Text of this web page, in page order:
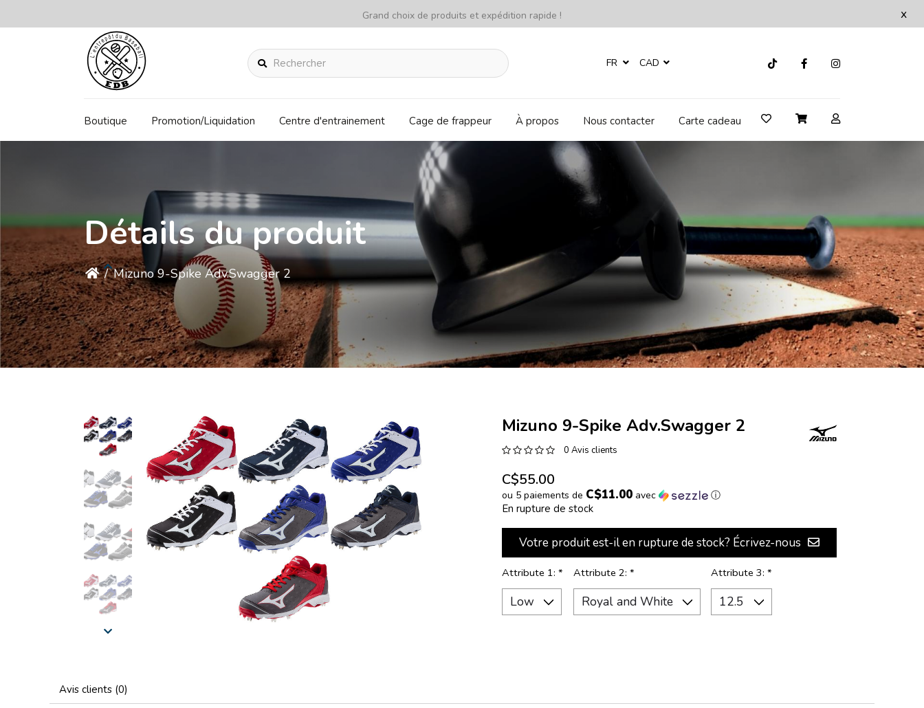
x
Grand choix de produits et expédition rapide !
Rechercher FR CAD
Boutique Promotion/Liquidation Centre d'entrainement Cage de frappeur À propos Nous contacter Carte cadeau
Détails du produit
/ Mizuno 9-Spike Adv.Swagger 2
Mizuno 9-Spike Adv.Swagger 2
0 Avis clients
C$55.00
ou 5 paiements de C$11.00avec ⓘ
En rupture de stock
Votre produit est-il en rupture de stock? Écrivez-nous
Attribute 1: * Attribute 2: * Attribute 3:*
Avis clients (0)